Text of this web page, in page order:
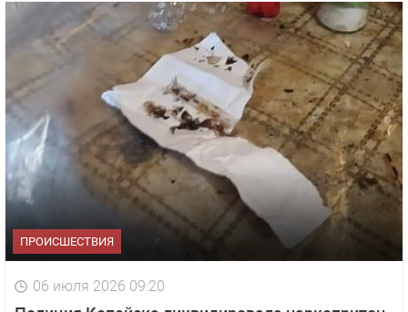
ПРОИСШЕСТВИЯ
06 июля 2026 09:20